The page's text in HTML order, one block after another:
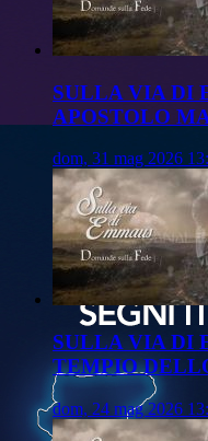
SULLA VIA DI
APOSTOLO
dom, 31 mag 2026
SULLA VIA DI
TEMPIO
dom, 24 mag 2026